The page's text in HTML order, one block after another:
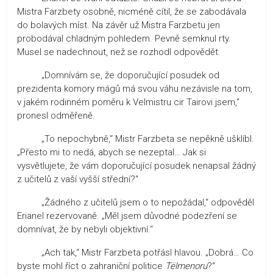
Mistra Farzbety osobně, nicméně cítil, že se zabodávala
do bolavých míst. Na závěr už Mistra Farzbetu jen
probodával chladným pohledem. Pevně semknul rty.
Musel se nadechnout, než se rozhodl odpovědět.
„Domnívám se, že doporučující posudek od
prezidenta komory mágů má svou váhu nezávisle na tom,
v jakém rodinném poměru k Velmistru cir Tairovi jsem,“
pronesl odměřeně.
„To nepochybně,“ Mistr Farzbeta se nepěkně ušklíbl.
„Přesto mi to nedá, abych se nezeptal… Jak si
vysvětlujete, že vám doporučující posudek nenapsal žádný
z učitelů z vaší vyšší střední?“
„Žádného z učitelů jsem o to nepožádal,“ odpověděl
Erianel rezervovaně. „Měl jsem důvodné podezření se
domnívat, že by nebyli objektivní.“
„Ach tak,“ Mistr Farzbeta potřásl hlavou. „Dobrá… Co
byste mohl říct o zahraniční politice Tëlmenoru?“